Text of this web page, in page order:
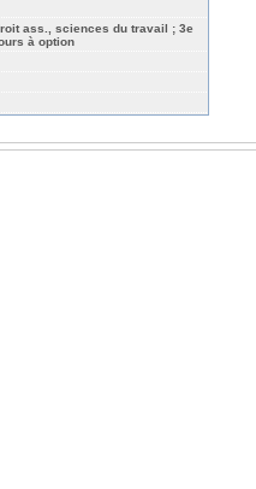
ass., sciences du travail ; 3e
à option